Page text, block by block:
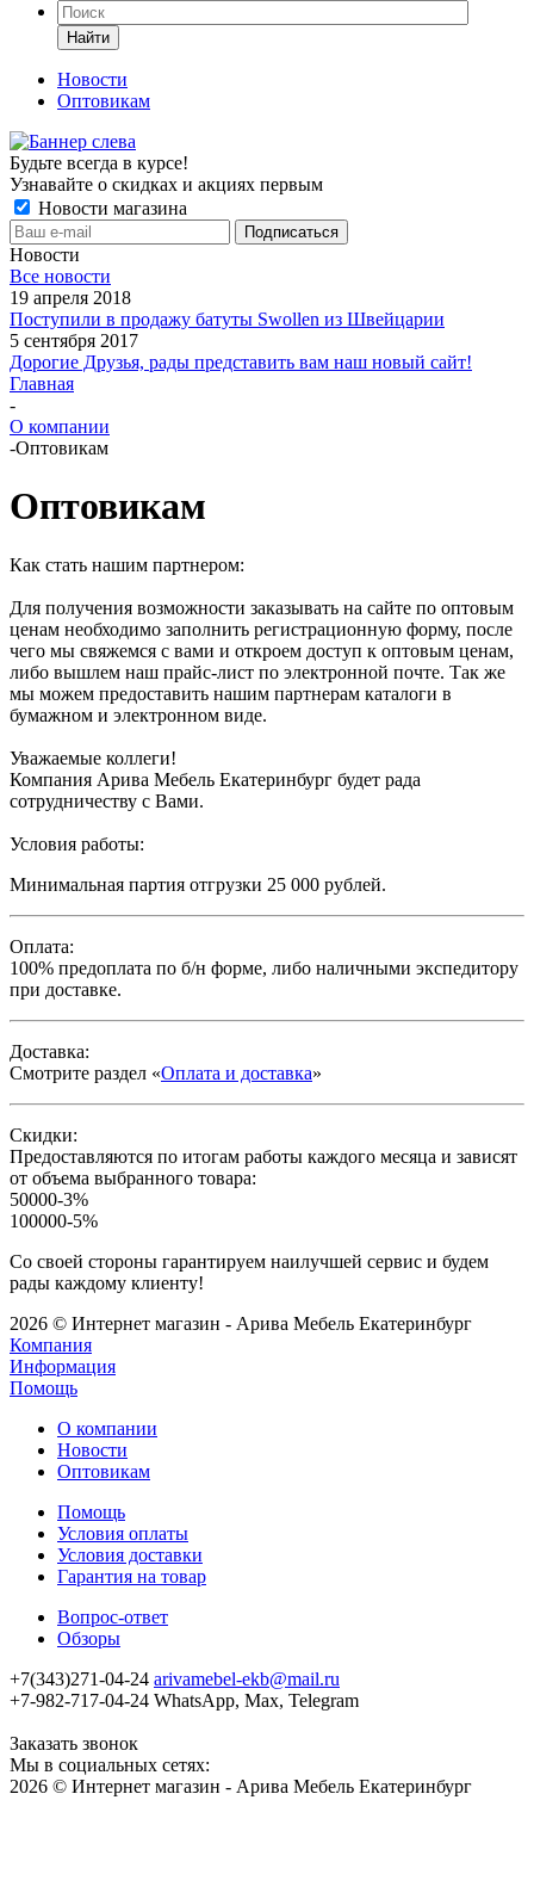
Найти
Новости
Оптовикам
Будьте всегда в курсе!
Узнавайте о скидках и акциях первым
Новости магазина
Новости
Все новости
19 апреля 2018
Поступили в продажу батуты Swollen из Швейцарии
5 сентября 2017
Дорогие Друзья, рады представить вам наш новый сайт!
Главная
-
О компании
-Оптовикам
Оптовикам
Как стать нашим партнером:
Для получения возможности заказывать на сайте по оптовым
ценам необходимо заполнить регистрационную форму, после
чего мы свяжемся с вами и откроем доступ к оптовым ценам,
либо вышлем наш прайс-лист по электронной почте. Так же
мы можем предоставить нашим партнерам каталоги в
бумажном и электронном виде.
Уважаемые коллеги!
Компания Арива Мебель Екатеринбург будет рада
сотрудничеству с Вами.
Условия работы:
Минимальная партия отгрузки 25 000 рублей.
Оплата:
100% предоплата по б/н форме, либо наличными экспедитору
при доставке.
Доставка:
Смотрите раздел «Оплата и доставка»
Скидки:
Предоставляются по итогам работы каждого месяца и зависят
от объема выбранного товара:
50000-3%
100000-5%
Со своей стороны гарантируем наилучшей сервис и будем
рады каждому клиенту!
2026 © Интернет магазин - Арива Мебель Екатеринбург
Компания
Информация
Помощь
О компании
Новости
Оптовикам
Помощь
Условия оплаты
Условия доставки
Гарантия на товар
Вопрос-ответ
Обзоры
+7(343)271-04-24 arivamebel-ekb@mail.ru
+7-982-717-04-24 WhatsApp, Max, Telegram
Заказать звонок
Мы в социальных сетях:
2026 © Интернет магазин - Арива Мебель Екатеринбург